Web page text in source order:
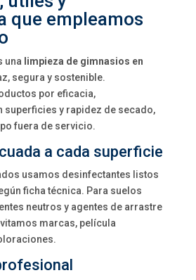
que empleamos
una limpieza de gimnasios en
segura y sostenible.
por eficacia,
superficies y rapidez de secado,
fuera de servicio.
a cada superficie
usamos desinfectantes listos
ficha técnica. Para suelos
neutros y agentes de arrastre
marcas, película